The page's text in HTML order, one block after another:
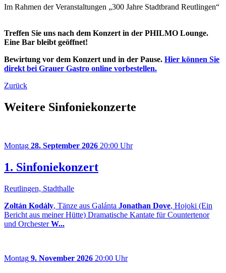
Im Rahmen der Veranstaltungen „300 Jahre Stadtbrand Reutlingen“
Treffen Sie uns nach dem Konzert in der PHILMO Lounge.
Eine Bar bleibt geöffnet!
Bewirtung vor dem Konzert und in der Pause. Hier können Sie
direkt bei Grauer Gastro online vorbestellen.
Zurück
Weitere Sinfoniekonzerte
Montag 28. September 2026 20:00 Uhr
1. Sinfoniekonzert
Reutlingen, Stadthalle
Zoltán Kodály, Tänze aus Galánta Jonathan Dove, Hojoki (Ein
Bericht aus meiner Hütte) Dramatische Kantate für Countertenor
und OrchesterW...
Montag 9. November 2026 20:00 Uhr